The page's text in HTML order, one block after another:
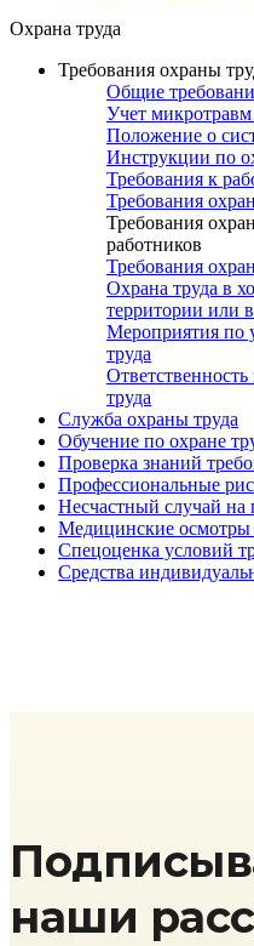
Охрана труда
Требования охраны
Общие
Учет микротравм
Положение о
Инструкции по
Требования к
Требования
Требования
работников
Требования
Охрана труда в
территории или
Мероприятия по
труда
труда
Служба охраны труда
Обучение по охране
Проверка знаний
Профессиональные
Несчастный случай на
Медицинские осмотры
Спецоценка условий
Средства
наши